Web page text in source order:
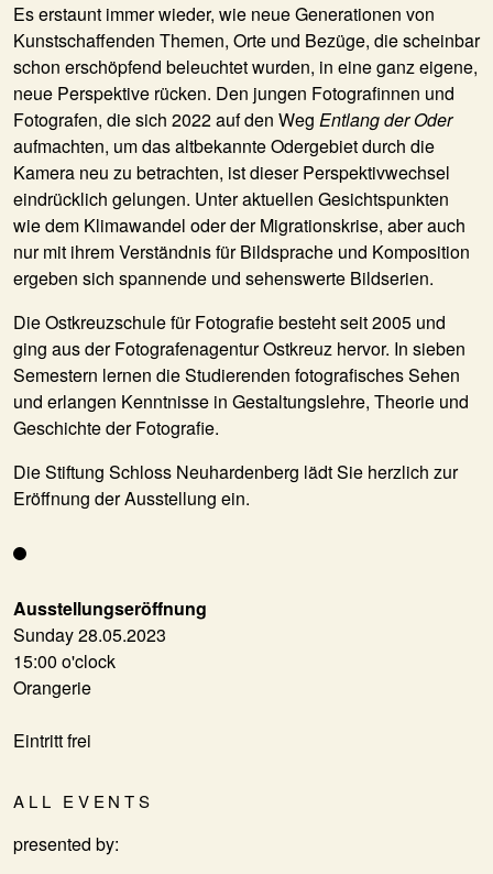
Ausstellungseröffnung
Sunday 28.05.2023
15:00 o'clock
Orangerie
Eintritt frei
ALL EVENTS
presented by:
Es erstaunt immer wieder, wie neue Generationen von
Kunstschaffenden Themen, Orte und Bezüge, die scheinbar
schon erschöpfend beleuchtet wurden, in eine ganz eigene,
neue Perspektive rücken. Den jungen Fotografinnen und
Fotografen, die sich 2022 auf den Weg Entlang der Oder
aufmachten, um das altbekannte Odergebiet durch die
Kamera neu zu betrachten, ist dieser Perspektivwechsel
eindrücklich gelungen. Unter aktuellen Gesichtspunkten
wie dem Klimawandel oder der Migrationskrise, aber auch
nur mit ihrem Verständnis für Bildsprache und Komposition
ergeben sich spannende und sehenswerte Bildserien.
Die Ostkreuzschule für Fotografie besteht seit 2005 und
ging aus der Fotografenagentur Ostkreuz hervor. In sieben
Semestern lernen die Studierenden fotografisches Sehen
und erlangen Kenntnisse in Gestaltungslehre, Theorie und
Geschichte der Fotografie.
Die Stiftung Schloss Neuhardenberg lädt Sie herzlich zur
Eröffnung der Ausstellung ein.